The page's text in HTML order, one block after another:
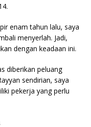
enam tahun lalu, saya
menyerlah. Jadi,
dengan keadaan ini.
diberikan peluang
sendirian, saya
pekerja yang perlu